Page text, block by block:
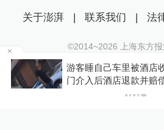
游客睡自己车里被酒店
门介入后酒店退款并赔
关于澎湃 | 联系我们 | 法
©2014~2026 上海东方
沪ICP证：沪B2-20170116 | 沪
互联网新闻信息服务许可证
沪公网安备